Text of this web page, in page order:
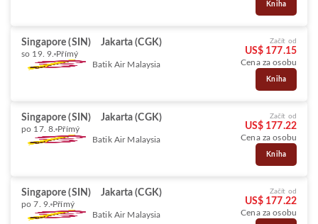
Kniha
Singapore (SIN) Jakarta (CGK)
so 19. 9. Přímý
Batik Air Malaysia
Začít od
US$ 177.15
Cena za osobu
Kniha
Singapore (SIN) Jakarta (CGK)
po 17. 8. Přímý
Batik Air Malaysia
Začít od
US$ 177.22
Cena za osobu
Kniha
Singapore (SIN) Jakarta (CGK)
po 7. 9. Přímý
Batik Air Malaysia
Začít od
US$ 177.22
Cena za osobu